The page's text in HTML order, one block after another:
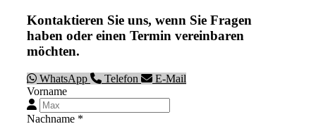
Kontaktieren Sie uns, wenn Sie Fragen
haben oder einen Termin vereinbaren
möchten.
WhatsApp Telefon
E-Mail
Vorname
Nachname *